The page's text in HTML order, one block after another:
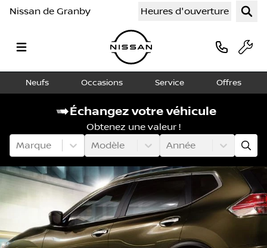
Nissan de Granby Heures d'ouverture
Neufs Occasions Service Offres
Échangez votre véhicule
Obtenez une valeur !
Marque
Modèle Année